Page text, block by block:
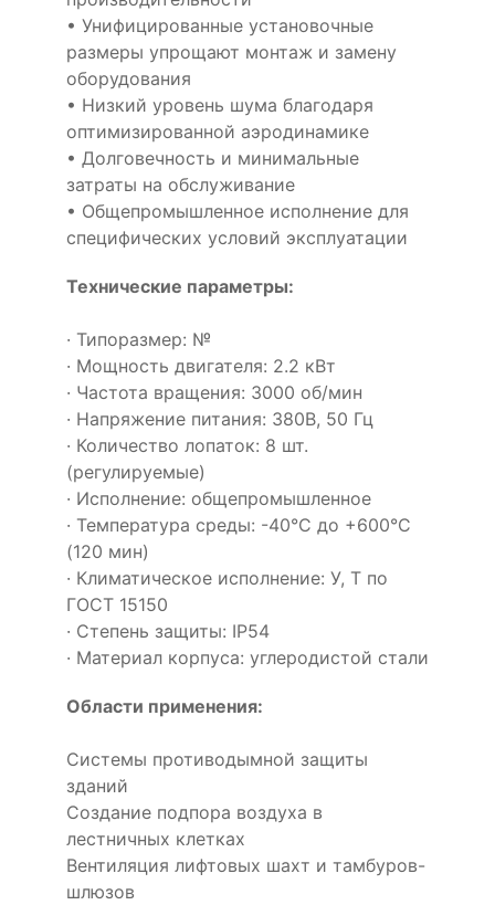
• Унифицированные установочные
размеры упрощают монтаж и замену
оборудования
• Низкий уровень шума благодаря
оптимизированной аэродинамике
• Долговечность и минимальные
затраты на обслуживание
• Общепромышленное исполнение для
специфических условий эксплуатации
Технические параметры:
· Типоразмер: №
· Мощность двигателя: 2.2 кВт
· Частота вращения: 3000 об/мин
· Напряжение питания: 380В, 50 Гц
· Количество лопаток: 8 шт.
(регулируемые)
· Исполнение: общепромышленное
· Температура среды: -40°С до +600°С
(120 мин)
· Климатическое исполнение: У, Т по
ГОСТ 15150
· Степень защиты: IP54
· Материал корпуса: углеродистой стали
Области применения:
Системы противодымной защиты
зданий
Создание подпора воздуха в
лестничных клетках
Вентиляция лифтовых шахт и тамбуров-
шлюзов